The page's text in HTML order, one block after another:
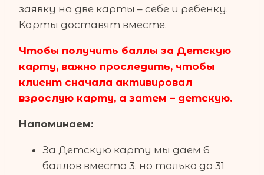
заявку на две карты – себе и ребенку.
Карты доставят вместе.
Чтобы получить баллы за Детскую
карту, важно проследить, чтобы
клиент сначала активировал
взрослую карту, а затем – детскую.
Напоминаем:
За Детскую карту мы даем 6
баллов вместо 3, но только до 31